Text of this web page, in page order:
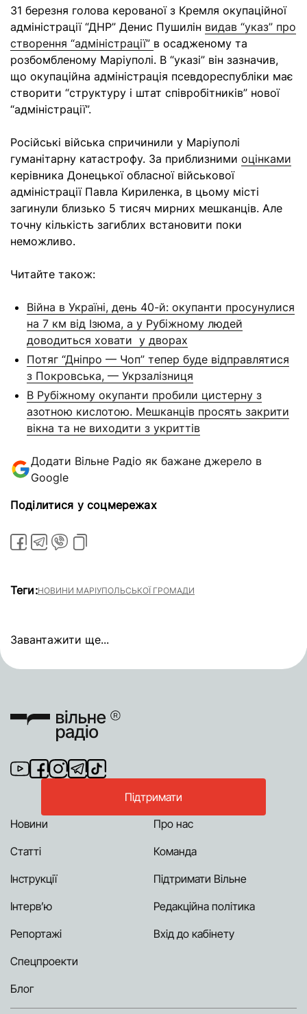
31 березня голова керованої з Кремля окупаційної
адміністрації “ДНР” Денис Пушилін видав “указ” про
створення “адміністрації” в осадженому та
розбомбленому Маріуполі. В “указі” він зазначив,
що окупаційна адміністрація псевдореспубліки має
створити “структуру і штат співробітників” нової
“адміністрації”.
Російські війська спричинили у Маріуполі
гуманітарну катастрофу. За приблизними оцінками
керівника Донецької обласної військової
адміністрації Павла Кириленка, в цьому місті
загинули близько 5 тисяч мирних мешканців. Але
точну кількість загиблих встановити поки
неможливо.
Читайте також:
Війна в Україні, день 40-й: окупанти просунулися
на 7 км від Ізюма, а у Рубіжному людей
доводиться ховати у дворах
Потяг “Дніпро — Чоп” тепер буде відправлятися
з Покровська, — Укрзалізниця
В Рубіжному окупанти пробили цистерну з
азотною кислотою. Мешканців просять закрити
вікна та не виходити з укриттів
Додати Вільне Радіо як бажане джерело в
Google
Поділитися у соцмережах
Теги:НОВИНИ МАРІУПОЛЬСЬКОЇ ГРОМАДИ
Завантажити ще...
Підтримати
Новини
Статті
Інструкції
Інтерв’ю
Репортажі
Спецпроекти
Блог
Про нас
Команда
Підтримати Вільне
Редакційна політика
Вхід до кабінету